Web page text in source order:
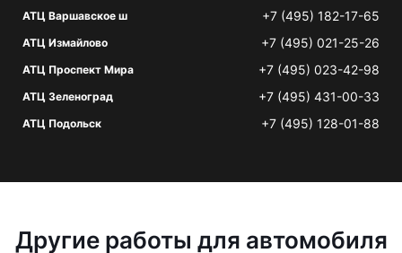
АТЦ Варшавское ш +7 (495) 182-17-65
АТЦ Измайлово +7 (495) 021-25-26
АТЦ Проспект Мира +7 (495) 023-42-98
АТЦ Зеленоград +7 (495) 431-00-33
АТЦ Подольск +7 (495) 128-01-88
Другие работы для автомобиля